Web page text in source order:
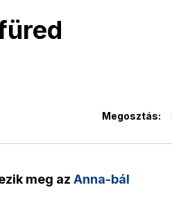
Megosztás:
meg az Anna-bál